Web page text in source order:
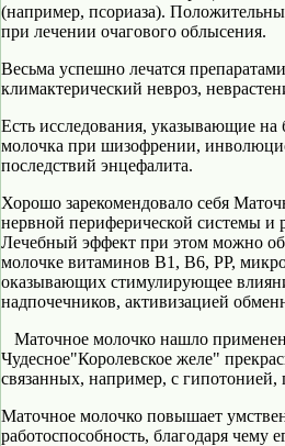
(например, псориаза).
при лечении очагового облысения.
Весьма успешно лечатся
климактерический невроз,
Есть исследования, указывающие
молочка при шизофрении,
последствий энцефалита.
Хорошо зарекомендовало себя
нервной периферической системы и
Лечебный эффект при этом можно
молочке витаминов В1, В6, РР,
оказывающих стимулирующее
надпочечников, активизацией
Маточное молочко нашло
Чудесное"Королевское желе"
связанных, например, с
Маточное молочко повышает
работоспособность, благодаря чему